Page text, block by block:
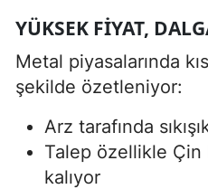
YÜKSEK FIYAT,
Metal piyasalarında
şekilde özetleniyor:
Arz tarafında
Talep özellikle Çin
kalıyor